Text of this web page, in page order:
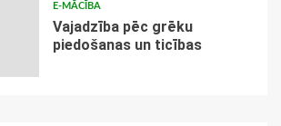
E-MĀCĪBA
Vajadzība pēc grēku
piedošanas un ticības